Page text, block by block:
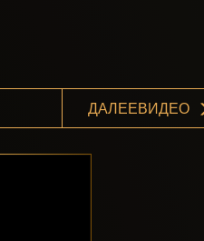
ДАЛЕЕВИДЕО